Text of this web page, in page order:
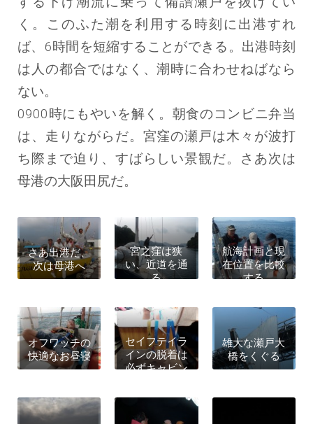
く。このふた潮を利用する時刻に出港すれ
ば、6時間を短縮することができる。出港時刻
は人の都合ではなく、潮時に合わせねばなら
ない。
0900時にもやいを解く。朝食のコンビニ弁当
は、走りながらだ。宮窪の瀬戸は木々が波打
ち際まで迫り、すばらしい景観だ。さあ次は
母港の大阪田尻だ。
さあ出港だ、
次は母港へ
宮之窪は狭
い、近道を通
る
航海計画と現
在位置を比較
する
オフワッチの
快適なお昼寝
セイフテイラ
インの脱着は
必ずキャビン
雄大な瀬戸大
橋をくぐる